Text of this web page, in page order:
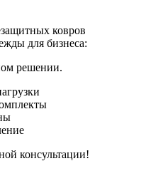
для бизнеса:
решении.
консультации!